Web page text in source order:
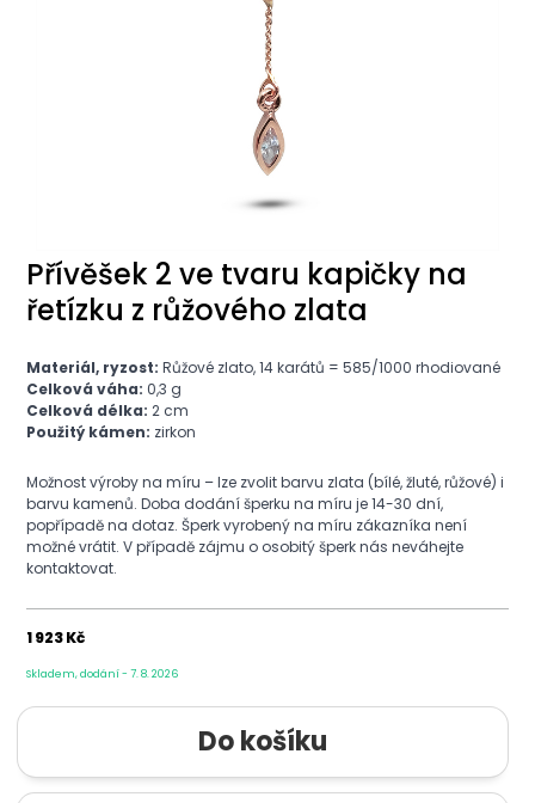
Přívěšek 2 ve tvaru kapičky na
řetízku z růžového zlata
Materiál, ryzost: Růžové zlato, 14 karátů = 585/1000 rhodiované
Celková váha: 0,3 g
Celková délka: 2 cm
Použitý kámen: zirkon
Možnost výroby na míru – lze zvolit barvu zlata (bílé, žluté, růžové) i
barvu kamenů. Doba dodání šperku na míru je 14-30 dní,
popřípadě na dotaz. Šperk vyrobený na míru zákazníka není
možné vrátit. V případě zájmu o osobitý šperk nás neváhejte
kontaktovat.
1 923 Kč
Skladem, dodání - 7. 8. 2026